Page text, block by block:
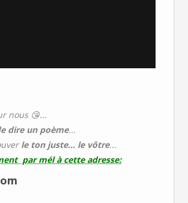
nous 😘...
dire un poème...
le ton juste... le vôtre...
par mél à cette adresse: